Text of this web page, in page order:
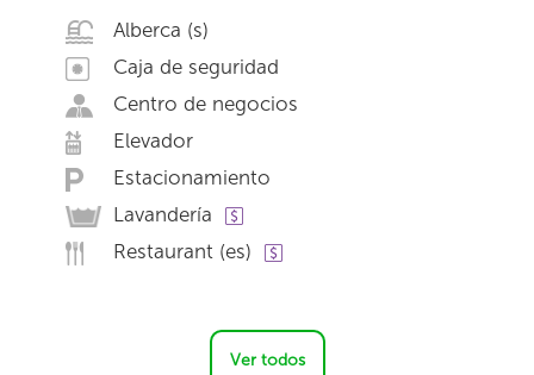
Alberca (s)
Caja de seguridad
Centro de negocios
Elevador
Estacionamiento
Lavandería
Restaurant (es)
Ver todos